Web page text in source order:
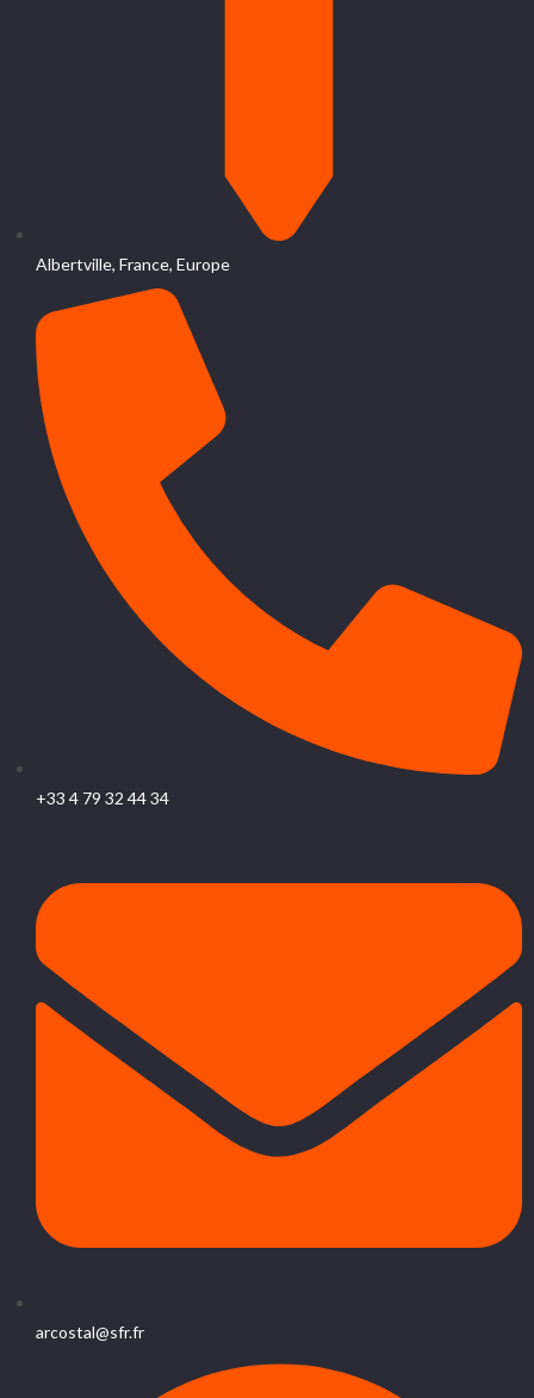
Albertville, France, Europe
+33 4 79 32 44 34
arcostal@sfr.fr